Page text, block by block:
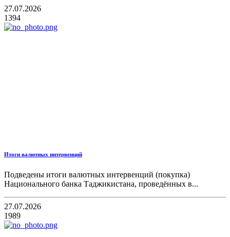
27.07.2026
1394
Итоги валютных интервенций
Подведены итоги валютных интервенций (покупка)
Национального банка Таджикистана, проведённых в...
27.07.2026
1989